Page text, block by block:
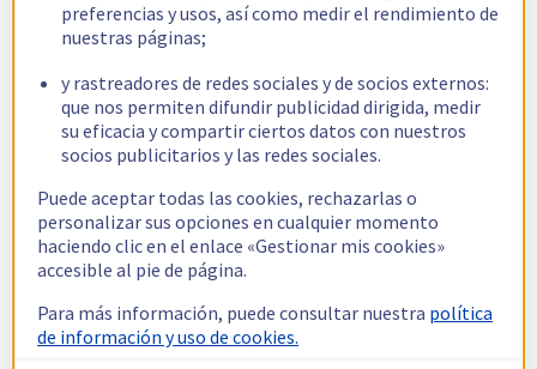
preferencias y usos, así como medir el rendimiento de
nuestras páginas;
y rastreadores de redes sociales y de socios externos:
que nos permiten difundir publicidad dirigida, medir
su eficacia y compartir ciertos datos con nuestros
socios publicitarios y las redes sociales.
Puede aceptar todas las cookies, rechazarlas o
personalizar sus opciones en cualquier momento
haciendo clic en el enlace «Gestionar mis cookies»
accesible al pie de página.
Para más información, puede consultar nuestra política
de información y uso de cookies.